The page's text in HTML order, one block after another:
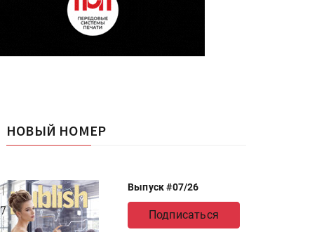
НОВЫЙ НОМЕР
Выпуск #07/26
Подписаться